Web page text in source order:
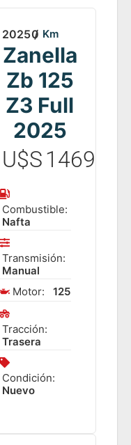
2025 /
0 Km
Zanella
Zb 125
Z3 Full
2025
U$S1469
Combustible:
Nafta
Transmisión:
Manual
Motor:
125
Tracción:
Trasera
Condición:
Nuevo